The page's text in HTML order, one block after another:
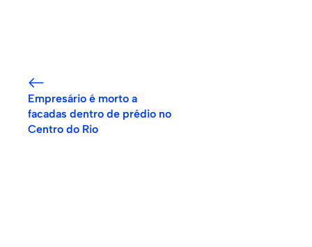
Empresário é morto a
facadas dentro de prédio no
Centro do Rio